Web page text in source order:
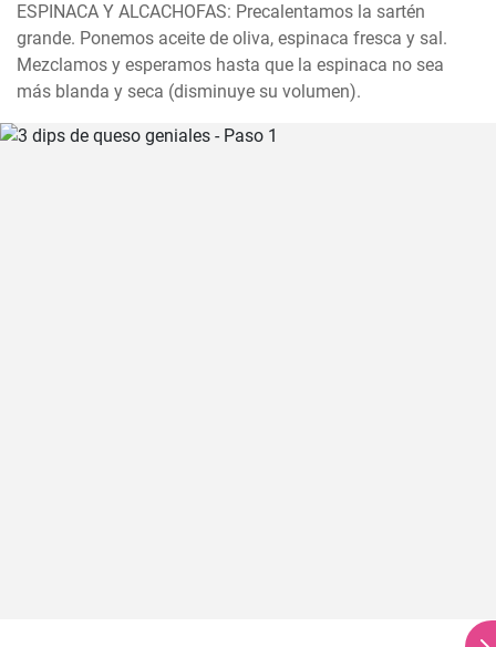
ESPINACA Y ALCACHOFAS: Precalentamos la sartén
grande. Ponemos aceite de oliva, espinaca fresca y sal.
Mezclamos y esperamos hasta que la espinaca no sea
más blanda y seca (disminuye su volumen).